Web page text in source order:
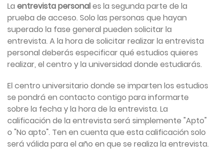
La entrevista personales la segunda parte de la
prueba de acceso. Solo las personas que hayan
superado la fase general pueden solicitar la
entrevista. A la hora de solicitar realizar la entrevista
personal deberás especificar qué estudios quieres
realizar, el centro y la universidad donde estudiarás.
El centro universitario donde se imparten los estudios
se pondrá en contacto contigo para informarte
sobre la fecha y la hora de la entrevista. La
calificación de la entrevista será simplemente "Apto"
o "No apto". Ten en cuenta que esta calificación solo
será válida para el año en que se realiza la entrevista.